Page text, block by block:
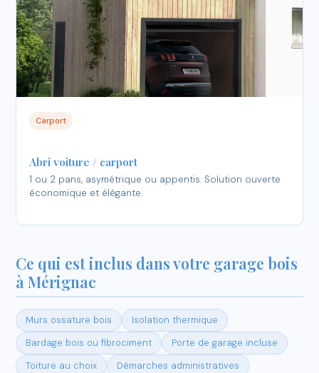
Carport
Abri voiture / carport
1 ou 2 pans, asymétrique ou appentis. Solution ouverte
économique et élégante.
Ce qui est inclus dans votre garage bois
à Mérignac
Murs ossature bois
Isolation thermique
Bardage bois ou fibrociment
Porte de garage incluse
Toiture au choix
Démarches administratives